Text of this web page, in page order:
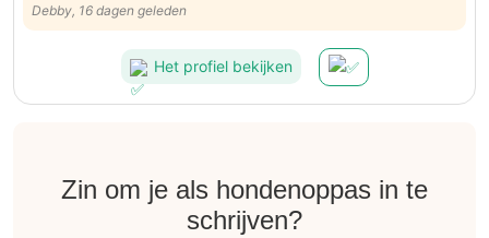
kunnen genieten! Heel leuk dat ze af en toe een fotootje stuurt. Zeker
niet onbelangrijk, wij troffen bij thuiskomst een blije hond.
Debby, 16 dagen geleden
Het profiel bekijken
Zin om je als hondenoppas in te
schrijven?